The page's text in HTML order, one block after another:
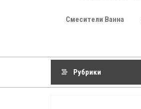
Смесители Ванна
Рубрики